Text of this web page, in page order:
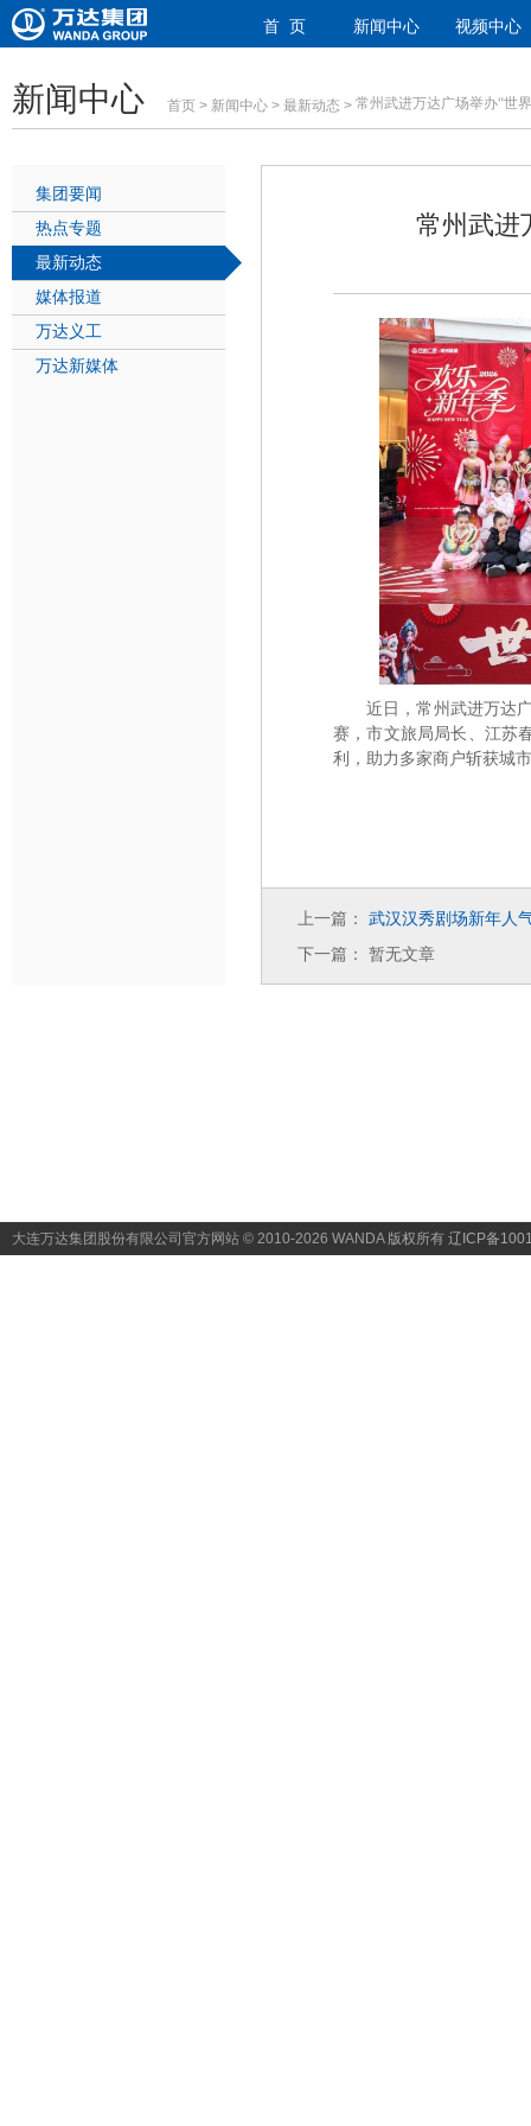
首 页 新闻中心 视频中心
新闻中心 首页 > 新闻中心 > 最新动态 > 常州武进万达广场举办“世
集团要闻
热点专题
最新动态
媒体报道
万达义工
万达新媒体
常州武进
近日，常州武进万达
赛，市文旅局局长、江苏
利，助力多家商户斩获城
上一篇：
武汉汉秀剧场新年人
下一篇：
暂无文章
大连万达集团股份有限公司官方网站 © 2010-2026 WANDA 版权所有 辽ICP备